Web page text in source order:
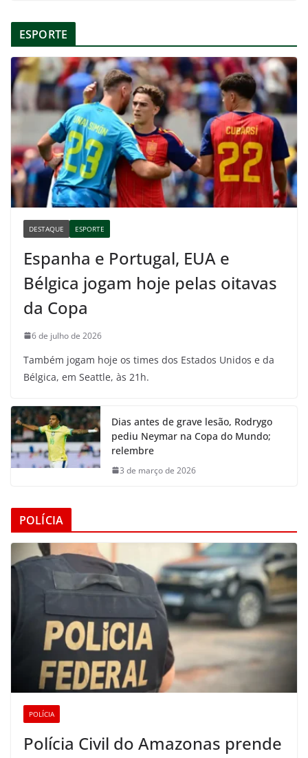
ESPORTE
DESTAQUE ESPORTE
Espanha e Portugal, EUA e
Bélgica jogam hoje pelas oitavas
da Copa
6 de julho de 2026
Também jogam hoje os times dos Estados Unidos e da
Bélgica, em Seattle, às 21h.
Dias antes de grave lesão, Rodrygo
pediu Neymar na Copa do Mundo;
relembre
3 de março de 2026
POLÍCIA
POLÍCIA
Polícia Civil do Amazonas prende